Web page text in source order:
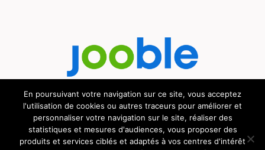
Découvrez le métier de la cuisine.
En poursuivant votre navigation sur ce site, vous acceptez
l'utilisation de cookies ou autres traceurs pour améliorer et
personnaliser votre navigation sur le site, réaliser des
statistiques et mesures d'audiences, vous proposer des
produits et services ciblés et adaptés à vos centres d'intérêt